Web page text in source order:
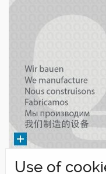
Use of